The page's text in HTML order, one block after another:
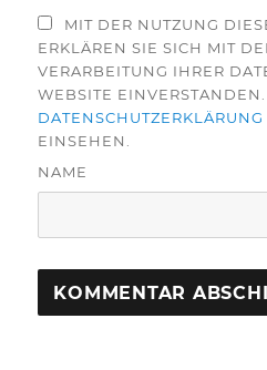
MIT DER NUTZUNG
ERKLÄREN SIE SICH MIT
VERARBEITUNG IHRER
WEBSITE
DATENSCHUTZERKLÄRUNG
EINSEHEN.
NAME